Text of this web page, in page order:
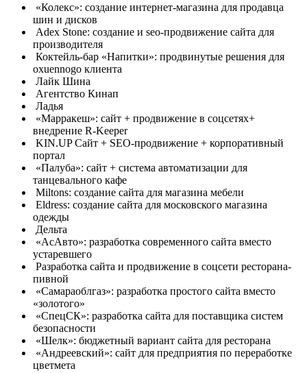
«Колекс»: создание интернет-магазина для продавца
шин и дисков
Adex Stone: создание и seo-продвижение сайта для
производителя
Коктейль-бар «Напитки»: продвинутые решения для
oxuennogo клиента
Лайк Шина
Агентство Кинап
Ладья
«Марракеш»: сайт + продвижение в соцсетях+
внедрение R-Keeper
KIN.UP Сайт + SEO-продвижение + корпоративный
портал
«Палуба»: сайт + система автоматизации для
танцевального кафе
Miltons: создание сайта для магазина мебели
Eldress: создание сайта для московского магазина
одежды
Дельта
«АсАвто»: разработка современного сайта вместо
устаревшего
Разработка сайта и продвижение в соцсети ресторана-
пивной
«Самараоблгаз»: разработка простого сайта вместо
«золотого»
«СпецСК»: разработка сайта для поставщика систем
безопасности
«Шелк»: бюджетный вариант сайта для ресторана
«Андреевский»: сайт для предприятия по переработке
цветмета